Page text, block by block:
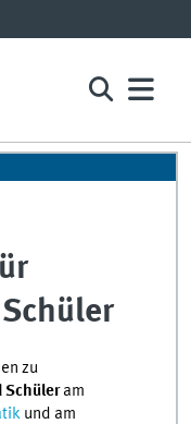
zu
Schüleram
und am